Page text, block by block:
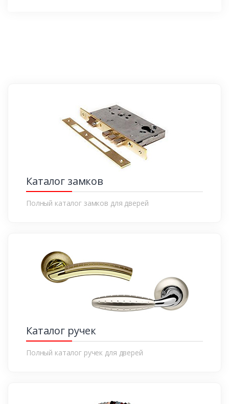
Каталог замков
Полный каталог замков для дверей
Каталог ручек
Полный каталог ручек для дверей